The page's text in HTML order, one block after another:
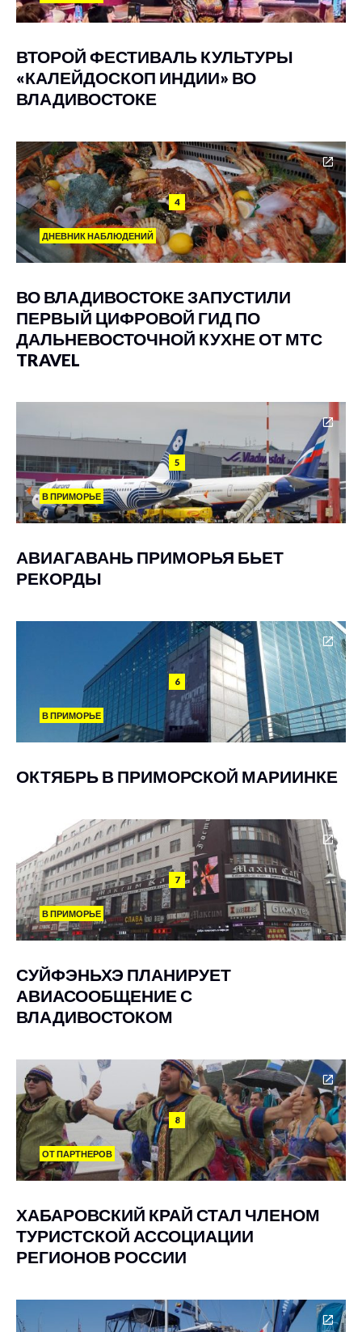
ВТОРОЙ ФЕСТИВАЛЬ КУЛЬТУРЫ
«КАЛЕЙДОСКОП ИНДИИ» ВО
ВЛАДИВОСТОКЕ
4
ДНЕВНИК НАБЛЮДЕНИЙ
ВО ВЛАДИВОСТОКЕ ЗАПУСТИЛИ
ПЕРВЫЙ ЦИФРОВОЙ ГИД ПО
ДАЛЬНЕВОСТОЧНОЙ КУХНЕ ОТ МТС
TRAVEL
5
В ПРИМОРЬЕ
АВИАГАВАНЬ ПРИМОРЬЯ БЬЕТ
РЕКОРДЫ
6
В ПРИМОРЬЕ
ОКТЯБРЬ В ПРИМОРСКОЙ МАРИИНКЕ
7
В ПРИМОРЬЕ
СУЙФЭНЬХЭ ПЛАНИРУЕТ
АВИАСООБЩЕНИЕ С
ВЛАДИВОСТОКОМ
8
ОТ ПАРТНЕРОВ
ХАБАРОВСКИЙ КРАЙ СТАЛ ЧЛЕНОМ
ТУРИСТСКОЙ АССОЦИАЦИИ
РЕГИОНОВ РОССИИ